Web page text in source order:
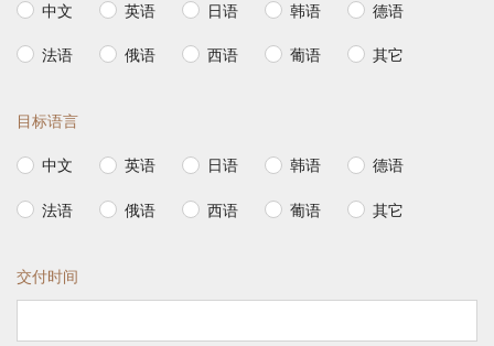
中文 英语 日语 韩语 德语
法语 俄语 西语 葡语 其它
目标语言
中文 英语 日语 韩语 德语
法语 俄语 西语 葡语 其它
交付时间